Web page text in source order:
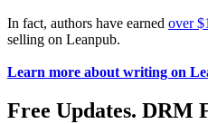
In fact, authors have earned over
selling on Leanpub.
Learn more about writing on
Free Updates. DRM